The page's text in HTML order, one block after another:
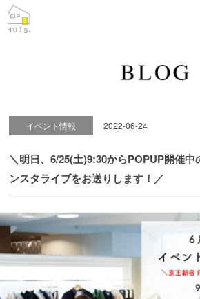
イベント情報 2022-06-24
＼明日、6/25(土)9:30からPOPUP開催中
ンスタライブをお送りします！／